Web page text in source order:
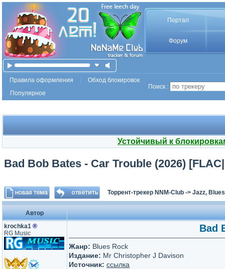
Портал
Форум
Правила оформления
Обход блокировок
Популярное
Поиск :
Устойчивый к
Bad Bob Bates - Car Trouble (2026)
Торрент-трекер NNM-Club -> Jazz,
Автор
krochka1 ®
RG Music
Bad
Жанр: Blues Rock
Издание: Mr Christopher J Davison
Источник: ссылка